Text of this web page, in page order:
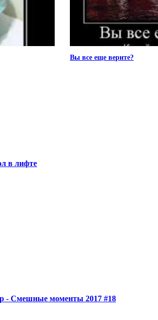
Вы все еще верите?
в лифте
- Смешные моменты 2017 #18